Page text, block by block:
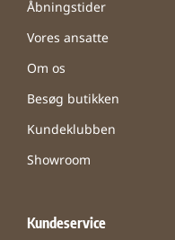
Åbningstider
Vores ansatte
Om os
Besøg butikken
Kundeklubben
Showroom
Kundeservice